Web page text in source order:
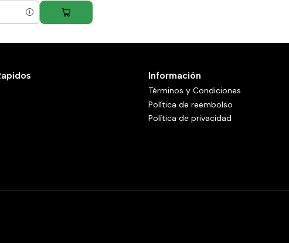
Información
Términos y Condiciones
Política de reembolso
Política de privacidad